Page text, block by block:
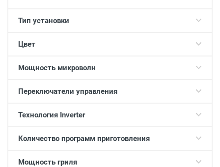
Тип установки
Цвет
Мощность микроволн
Переключатели управления
Технология Inverter
Количество программ приготовления
Мощность гриля